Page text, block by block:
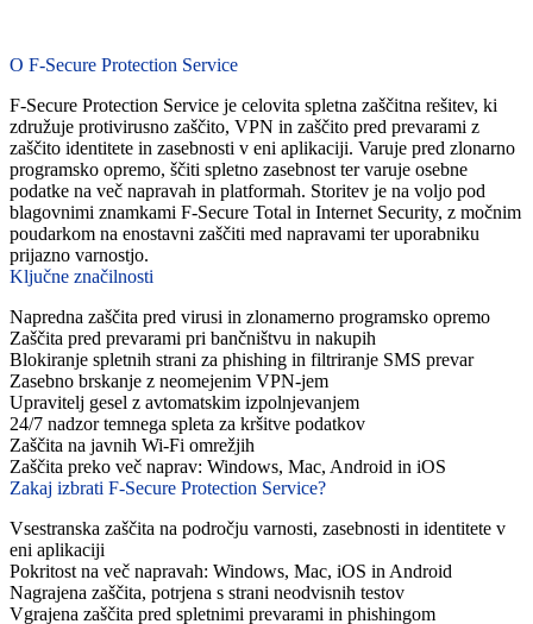
O F-Secure Protection Service
F-Secure Protection Service je celovita spletna zaščitna rešitev, ki
združuje protivirusno zaščito, VPN in zaščito pred prevarami z
zaščito identitete in zasebnosti v eni aplikaciji. Varuje pred zlonarno
programsko opremo, ščiti spletno zasebnost ter varuje osebne
podatke na več napravah in platformah. Storitev je na voljo pod
blagovnimi znamkami F-Secure Total in Internet Security, z močnim
poudarkom na enostavni zaščiti med napravami ter uporabniku
prijazno varnostjo.
Ključne značilnosti
Napredna zaščita pred virusi in zlonamerno programsko opremo
Zaščita pred prevarami pri bančništvu in nakupih
Blokiranje spletnih strani za phishing in filtriranje SMS prevar
Zasebno brskanje z neomejenim VPN-jem
Upravitelj gesel z avtomatskim izpolnjevanjem
24/7 nadzor temnega spleta za kršitve podatkov
Zaščita na javnih Wi‑Fi omrežjih
Zaščita preko več naprav: Windows, Mac, Android in iOS
Zakaj izbrati F-Secure Protection Service?
Vsestranska zaščita na področju varnosti, zasebnosti in identitete v
eni aplikaciji
Pokritost na več napravah: Windows, Mac, iOS in Android
Nagrajena zaščita, potrjena s strani neodvisnih testov
Vgrajena zaščita pred spletnimi prevarami in phishingom